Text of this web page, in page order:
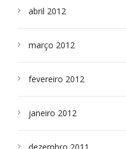
abril 2012
março 2012
fevereiro 2012
janeiro 2012